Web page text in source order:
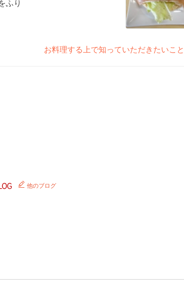
ふり
お料理する上で知っていただきたいこと
他のブログ